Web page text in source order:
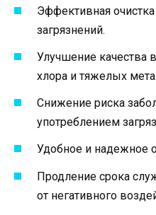
Эффективная
загрязнений.
Улучшение качества
хлора и тяжелых
Снижение риска
употреблением
Удобное и надежное
Продление срока
от негативного